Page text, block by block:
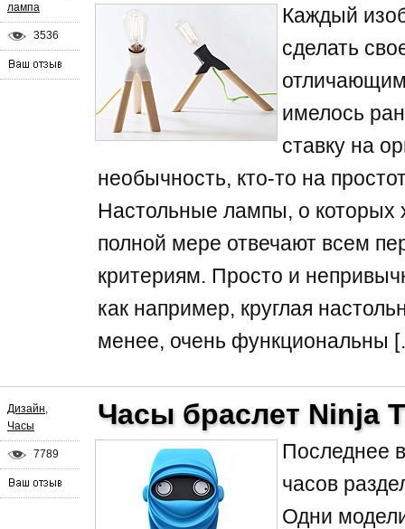
лампа
3536
Каждый
сделать
имелось
ставку на
необычность, кто-то на
Настольные лампы, о которых
полной мере отвечают всем
критериям. Просто и
как например, круглая
менее, очень функциональны
Дизайн,
Часы
7789
Часы браслет Ninja
Последнее
часов
Одни